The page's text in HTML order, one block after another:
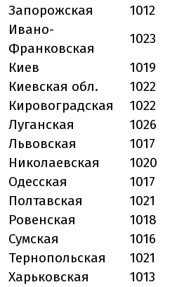
Запорожская
1012
Ивано-
Франковская
1023
Киев
1019
Киевская обл.
1022
Кировоградская
1022
Луганская
1026
Львовская
1017
Николаевская
1020
Одесская
1017
Полтавская
1021
Ровенская
1018
Сумская
1016
Тернопольская
1021
Харьковская
1013